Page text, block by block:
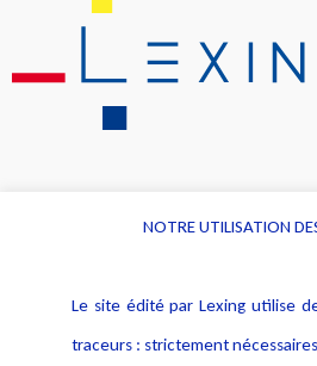
Alerte professionnelle
Déclaration d'accessibilité
NOTRE UTILISATION
Le site édité par Lexing utilise
traceurs : strictement